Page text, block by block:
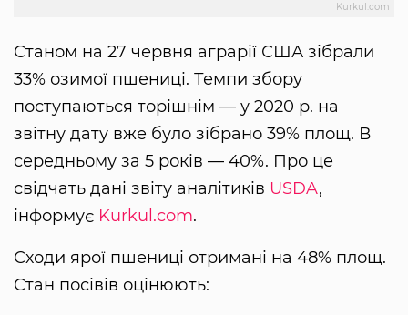
Kurkul.com
Станом на 27 червня аграрії США зібрали
33% озимої пшениці. Темпи збору
поступаються торішнім — у 2020 р. на
звітну дату вже було зібрано 39% площ. В
середньому за 5 років — 40%. Про це
свідчать дані звіту аналітиків USDA,
інформує Kurkul.com.
Сходи ярої пшениці отримані на 48% площ.
Стан посівів оцінюють: